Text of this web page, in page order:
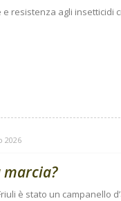
resistenza agli insetticidi
2026
è stato un campanello